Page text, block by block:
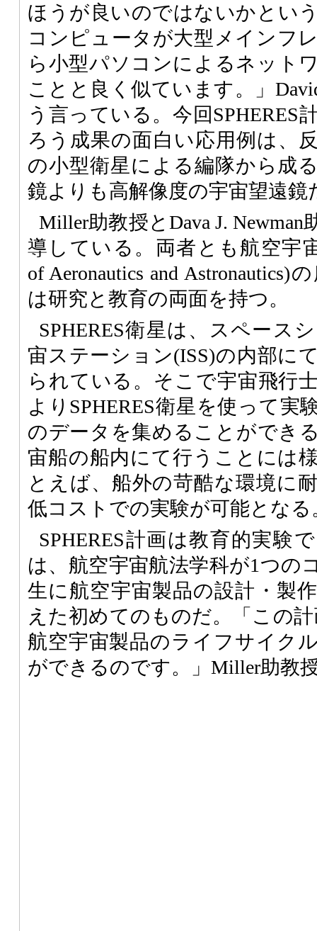
ほうが良いのではないかとい
コンピュータが大型メインフ
ら小型パソコンによるネット
ことと良く似ています。」
う言っている。今回SPHERES
ろう成果の面白い応用例は、
の小型衛星による編隊から成
鏡よりも高解像度の宇宙望遠鏡
Miller助教授とDava J.
導している。両者とも航空宇
of Aeronautics and Astronautics)
は研究と教育の両面を持つ。
SPHERES衛星は、スペース
宙ステーション(ISS)の内部に
られている。そこで宇宙飛行
よりSPHERES衛星を使って実
のデータを集めることができ
宙船の船内にて行うことには
とえば、船外の苛酷な環境に
低コストでの実験が可能となる
SPHERES計画は教育的実験
は、航空宇宙航法学科が1つの
生に航空宇宙製品の設計・製
えた初めてのものだ。「この
航空宇宙製品のライフサイク
ができるのです。」Miller助教